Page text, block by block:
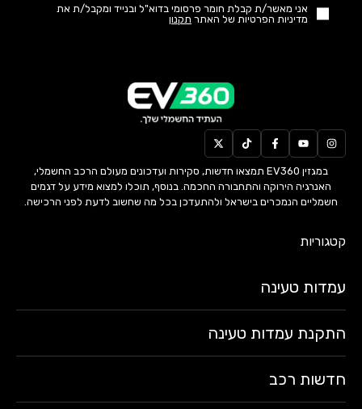
אני מאשר/ת קבלת חומר פרסומי בדוא"ל ובנייד ומקבל/ת את
מדיניות הפרטיות של האתר תקנון
במגזין EV360 תמצאו חדשות, סקירות ועדכונים מעולם הרכב החשמלי,
האנרגיה הירוקה והתחבורה החכמה. בנוסף, תוכלו למצוא מידע על דגמים
חשמליים הנמכרים בישראל ולהתעדכן בכל מה שחשוב לדעת לפני הרכישה.
קטגוריות
עמדות טעינה
התקנת עמדות טעינה
חדשות רכב